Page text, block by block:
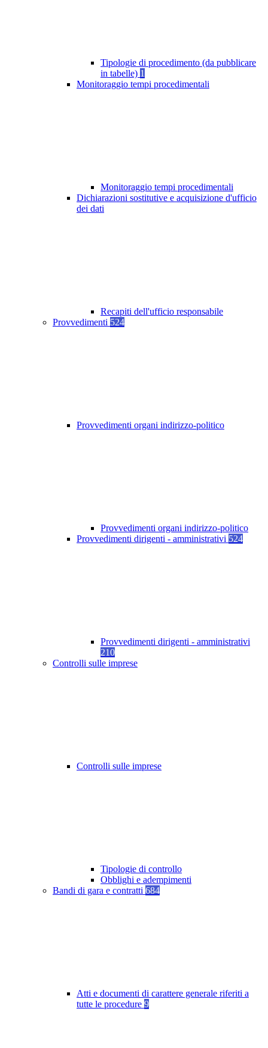
Tipologie di procedimento (da pubblicare
in tabelle) 1
Monitoraggio tempi procedimentali
Monitoraggio tempi procedimentali
Dichiarazioni sostitutive e acquisizione d'ufficio
dei dati
Recapiti dell'ufficio responsabile
Provvedimenti 524
Provvedimenti organi indirizzo-politico
Provvedimenti organi indirizzo-politico
Provvedimenti dirigenti - amministrativi 524
Provvedimenti dirigenti - amministrativi
210
Controlli sulle imprese
Controlli sulle imprese
Tipologie di controllo
Obblighi e adempimenti
Bandi di gara e contratti 684
Atti e documenti di carattere generale riferiti a
tutte le procedure 9